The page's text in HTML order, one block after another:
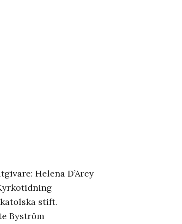
Helena D’Arcy
stift.
Byström